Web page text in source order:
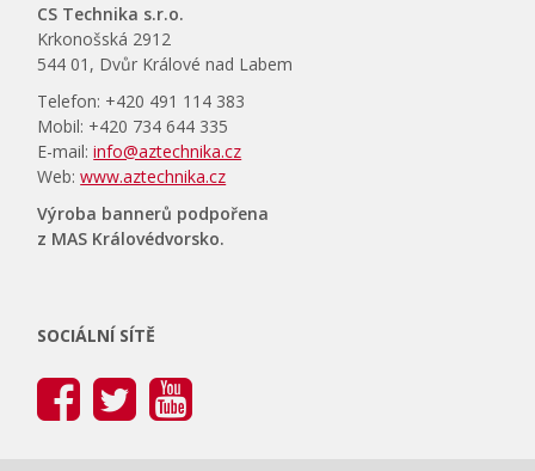
CS Technika s.r.o.
Krkonošská 2912
544 01, Dvůr Králové nad Labem
Telefon: +420 491 114 383
Mobil: +420 734 644 335
E-mail:info@aztechnika.cz
Web:www.aztechnika.cz
Výroba bannerů podpořena
z MAS Královédvorsko.
SOCIÁLNÍ SÍTĚ